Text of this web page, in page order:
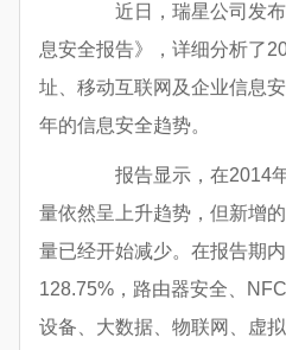
近日，瑞星公司发布
息安全报告》，详细分析了
址、移动互联网及企业信息
年的信息安全趋势。
报告显示，在2014年
量依然呈上升趋势，但新增
量已经开始减少。在报告期
128.75%，路由器安全、
设备、大数据、物联网、虚